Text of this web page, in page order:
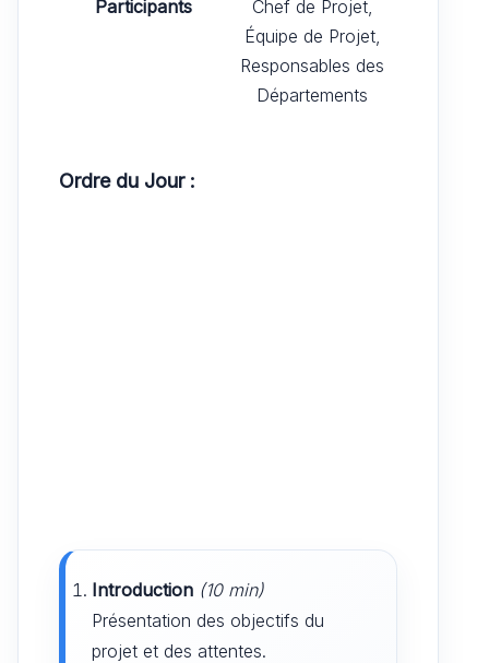
Participants
Chef de Projet,
Équipe de Projet,
Responsables des
Départements
Ordre du Jour :
Introduction (10 min)
Présentation des objectifs du
projet et des attentes.